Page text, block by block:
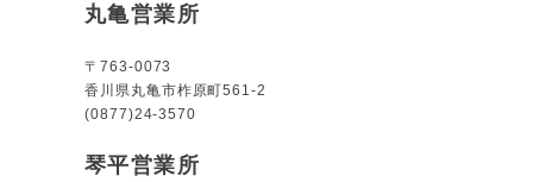
丸亀営業所
〒763-0073
香川県丸亀市柞原町561-2
(0877)24-3570
琴平営業所